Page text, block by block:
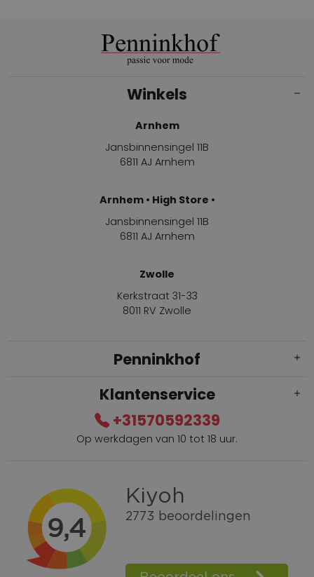
Winkels
Arnhem
Jansbinnensingel 11B
6811 AJ Arnhem
Arnhem • High Store •
Jansbinnensingel 11B
6811 AJ Arnhem
Zwolle
Kerkstraat 31-33
8011 RV Zwolle
Penninkhof
Gratis verzending vanaf € 100,=
Bel +31570592339
Spaarpunten
Shop the Look
Klantenservice
+31570592339
Op werkdagen van 10 tot 18 uur.